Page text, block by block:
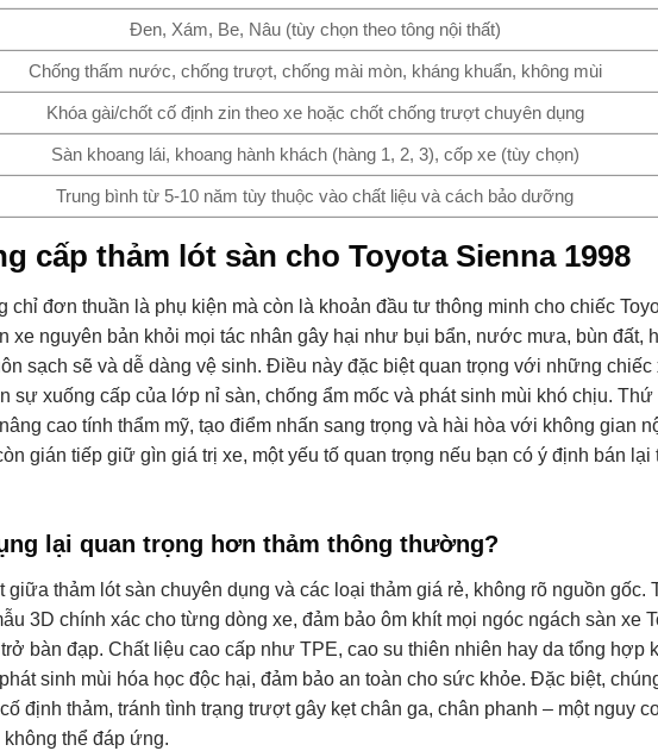
Đen, Xám, Be, Nâu (tùy chọn theo tông nội thất)
Chống thấm nước, chống trượt, chống mài mòn, kháng khuẩn, không mùi
Khóa gài/chốt cố định zin theo xe hoặc chốt chống trượt chuyên dụng
Sàn khoang lái, khoang hành khách (hàng 1, 2, 3), cốp xe (tùy chọn)
Trung bình từ 5-10 năm tùy thuộc vào chất liệu và cách bảo dưỡng
cấp thảm lót sàn cho Toyota Sienna 1998
chỉ đơn thuần là phụ kiện mà còn là khoản đầu tư thông minh cho chiếc
xe nguyên bản khỏi mọi tác nhân gây hại như bụi bẩn, nước mưa, bùn đất,
sạch sẽ và dễ dàng vệ sinh. Điều này đặc biệt quan trọng với những chiếc
sự xuống cấp của lớp nỉ sàn, chống ẩm mốc và phát sinh mùi khó chịu. Thứ
cao tính thẩm mỹ, tạo điểm nhấn sang trọng và hài hòa với không gian
gián tiếp giữ gìn giá trị xe, một yếu tố quan trọng nếu bạn có ý định bán lại
lại quan trọng hơn thảm thông thường?
thảm lót sàn chuyên dụng và các loại thảm giá rẻ, không rõ nguồn gốc.
3D chính xác cho từng dòng xe, đảm bảo ôm khít mọi ngóc ngách sàn xe
bàn đạp. Chất liệu cao cấp như TPE, cao su thiên nhiên hay da tổng hợp
sinh mùi hóa học độc hại, đảm bảo an toàn cho sức khỏe. Đặc biệt,
định thảm, tránh tình trạng trượt gây kẹt chân ga, chân phanh – một nguy
thể đáp ứng.